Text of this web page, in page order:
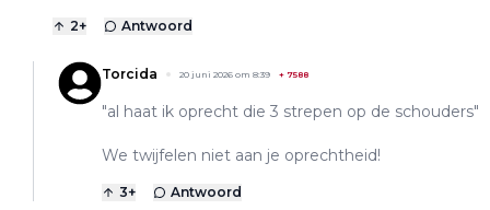
2+ Antwoord
Torcida 20 juni 2026 om 8:39 + 7588
"al haat ik oprecht die 3 strepen op de schouders"
We twijfelen niet aan je oprechtheid!
3+ Antwoord